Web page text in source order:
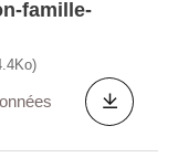
famille-